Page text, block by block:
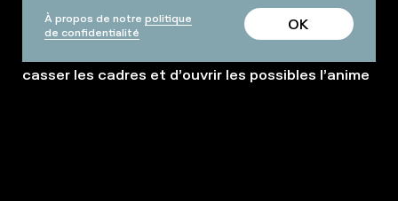
son premier spectacle,
, au Festival
Courants d’Airs 2018, organisé par le
casser les cadres et d’ouvrir les possibles l’anime
À propos de notre politique
de confidentialité
OK